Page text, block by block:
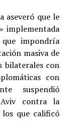
aseveró que le
implementada
impondría
masiva de
bilaterales con
con
suspendió
contra la
que calificó